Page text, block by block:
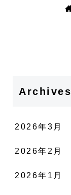
Archives
2026年3月
2026年2月
2026年1月